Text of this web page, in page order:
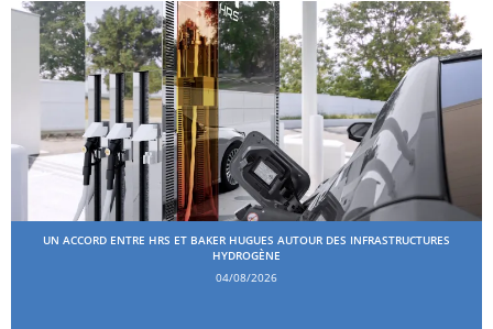
UN ACCORD ENTRE HRS ET BAKER HUGUES AUTOUR DES INFRASTRUCTURES
HYDROGÈNE
04/08/2026